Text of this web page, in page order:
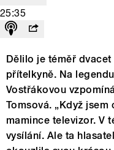
25:35
Dělilo je téměř
přítelkyně. Na
Vostřákovou
Tomsová. „Když
mamince televizor. V
vysílání. Ale ta